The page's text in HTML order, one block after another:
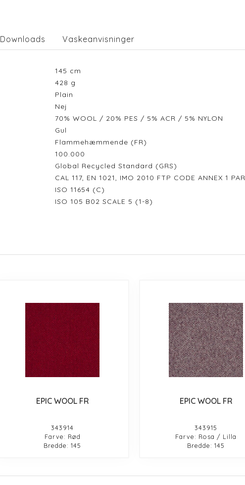
Downloads Vaskeanvisninger
145 cm
428 g
Plain
Nej
70% WOOL / 20% PES / 5% ACR / 5% NYLON
Gul
Flammehæmmende (FR)
100.000
Global Recycled Standard (GRS)
CAL 117, EN 1021, IMO 2010 FTP CODE ANNEX 1
ISO 11654 (C)
ISO 105 B02 SCALE 5 (1-8)
EPIC WOOL FR
343914
Farve: Rød
Bredde: 145
EPIC WOOL FR
343915
Farve: Rosa / Lilla
Bredde: 145